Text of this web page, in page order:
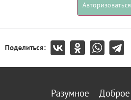
Авторизоваться
Поделиться:
Разумное Доброе